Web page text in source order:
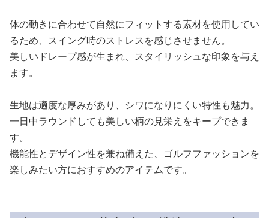
体の動きに合わせて自然にフィットする素材を使用してい
るため、スイング時のストレスを感じさせません。
美しいドレープ感が生まれ、スタイリッシュな印象を与え
ます。
生地は適度な厚みがあり、シワになりにくい特性も魅力。
一日中ラウンドしても美しい柄の見栄えをキープできま
す。
機能性とデザイン性を兼ね備えた、ゴルフファッションを
楽しみたい方におすすめのアイテムです。